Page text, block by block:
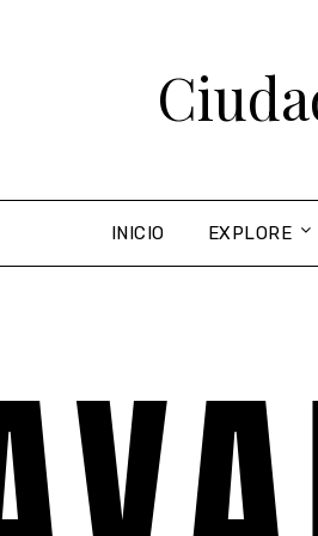
INICIO EXPLORE